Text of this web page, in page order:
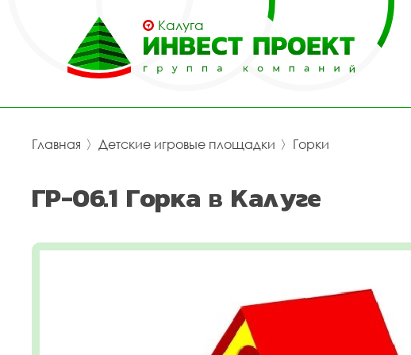
Калуга
Главная 〉 Детские игровые площадки 〉 Горки
ГР-06.1 Горка в Калуге